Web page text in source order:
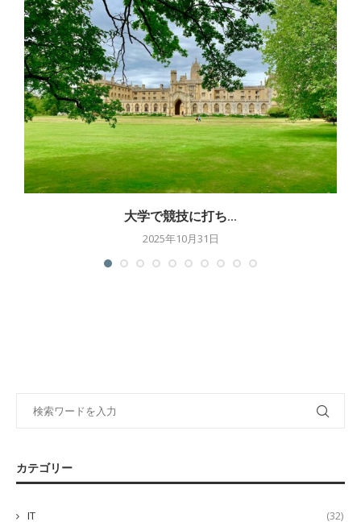
大学で競技に打ち...
2025年10月31日
カテゴリー
IT (32)